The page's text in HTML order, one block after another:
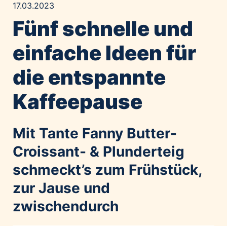
Alawyer
Amadeus Austrian Music Awards
Constantia Flexibles
Costa Kreuzfahrten
Emirates
Financial Times
GE HealthCare
Home of Work
Huawei Consumer Business Group
17.03.2023
Fünf schnelle und
einfache Ideen für
die entspannte
Kaffeepause
Mit Tante Fanny Butter-
Croissant- & Plunderteig
schmeckt’s zum Frühstück,
zur Jause und
zwischendurch